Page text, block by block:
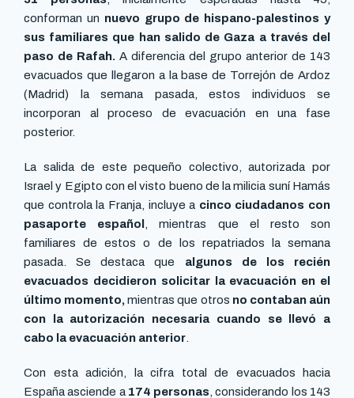
conforman un nuevo grupo de hispano-palestinos y
sus familiares que han salido de Gaza a través del
paso de Rafah. A diferencia del grupo anterior de 143
evacuados que llegaron a la base de Torrejón de Ardoz
(Madrid) la semana pasada, estos individuos se
incorporan al proceso de evacuación en una fase
posterior.
La salida de este pequeño colectivo, autorizada por
Israel y Egipto con el visto bueno de la milicia suní Hamás
que controla la Franja, incluye a cinco ciudadanos con
pasaporte español
, mientras que el resto son
familiares de estos o de los repatriados la semana
pasada. Se destaca que algunos de los recién
evacuados decidieron solicitar la evacuación en el
último momento, mientras que otros no contaban aún
con la autorización necesaria cuando se llevó a
cabo la evacuación anterior
Con esta adición, la cifra total de evacuados hacia
España asciende a 174 personas , considerando los 143